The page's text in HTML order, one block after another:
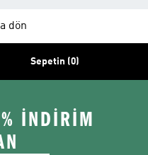
dön
Sepetin (0)
İNDİRİM